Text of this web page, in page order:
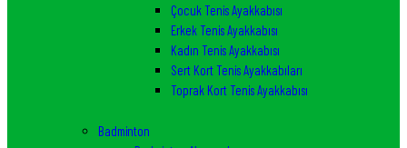
Çocuk Tenis Ayakkabısı
Erkek Tenis Ayakkabısı
Kadın Tenis Ayakkabısı
Sert Kort Tenis Ayakkabıları
Toprak Kort Tenis Ayakkabısı
Badminton